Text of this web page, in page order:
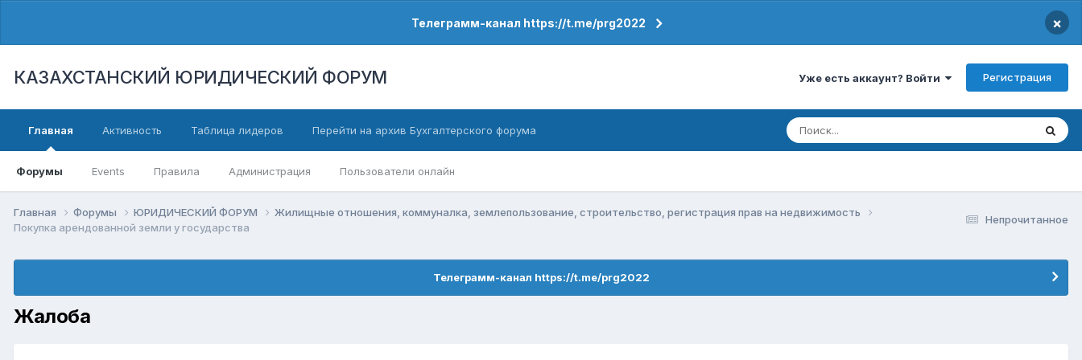
Телеграмм-канал https://t.me/prg2022 ×
КАЗАХСТАНСКИЙ ЮРИДИЧЕСКИЙ ФОРУМ Уже есть аккаунт? Войти Регистрация
Главная
Форумы Events Правила Администрация Пользователи онлайн
Активность Таблица лидеров Перейти на архив Бухгалтерского форума
Непрочитанное
Главная Форумы ЮРИДИЧЕСКИЙ ФОРУМ
Жилищные отношения, коммуналка, землепользование, строительство, регистрация прав на недвижимость
Покупка арендованной земли у государства
Телеграмм-канал https://t.me/prg2022
Жалоба